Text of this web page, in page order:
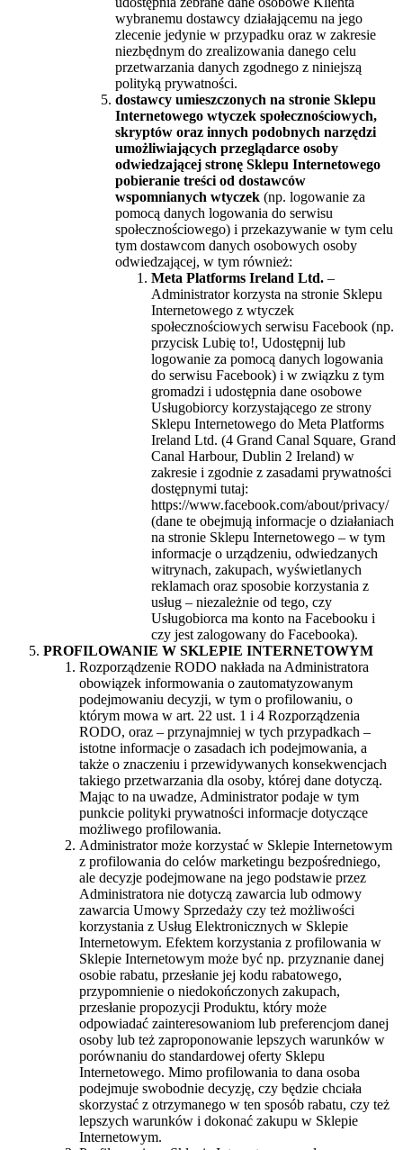
wybranemu dostawcy działającemu na jego
zlecenie jedynie w przypadku oraz w zakresie
niezbędnym do zrealizowania danego celu
przetwarzania danych zgodnego z niniejszą
polityką prywatności.
dostawcy umieszczonych na stronie Sklepu
Internetowego wtyczek społecznościowych,
skryptów oraz innych podobnych narzędzi
umożliwiających przeglądarce osoby
odwiedzającej stronę Sklepu Internetowego
pobieranie treści od dostawców
wspomnianych wtyczek (np. logowanie za
pomocą danych logowania do serwisu
społecznościowego) i przekazywanie w tym celu
tym dostawcom danych osobowych osoby
odwiedzającej, w tym również:
Meta Platforms Ireland Ltd. –
Administrator korzysta na stronie Sklepu
Internetowego z wtyczek
społecznościowych serwisu Facebook (np.
przycisk Lubię to!, Udostępnij lub
logowanie za pomocą danych logowania
do serwisu Facebook) i w związku z tym
gromadzi i udostępnia dane osobowe
Usługobiorcy korzystającego ze strony
Sklepu Internetowego do Meta Platforms
Ireland Ltd. (4 Grand Canal Square, Grand
Canal Harbour, Dublin 2 Ireland) w
zakresie i zgodnie z zasadami prywatności
dostępnymi tutaj:
https://www.facebook.com/about/privacy/
(dane te obejmują informacje o działaniach
na stronie Sklepu Internetowego – w tym
informacje o urządzeniu, odwiedzanych
witrynach, zakupach, wyświetlanych
reklamach oraz sposobie korzystania z
usług – niezależnie od tego, czy
Usługobiorca ma konto na Facebooku i
czy jest zalogowany do Facebooka).
PROFILOWANIE W SKLEPIE INTERNETOWYM
Rozporządzenie RODO nakłada na Administratora
obowiązek informowania o zautomatyzowanym
podejmowaniu decyzji, w tym o profilowaniu, o
którym mowa w art. 22 ust. 1 i 4 Rozporządzenia
RODO, oraz – przynajmniej w tych przypadkach –
istotne informacje o zasadach ich podejmowania, a
także o znaczeniu i przewidywanych konsekwencjach
takiego przetwarzania dla osoby, której dane dotyczą.
Mając to na uwadze, Administrator podaje w tym
punkcie polityki prywatności informacje dotyczące
możliwego profilowania.
Administrator może korzystać w Sklepie Internetowym
z profilowania do celów marketingu bezpośredniego,
ale decyzje podejmowane na jego podstawie przez
Administratora nie dotyczą zawarcia lub odmowy
zawarcia Umowy Sprzedaży czy też możliwości
korzystania z Usług Elektronicznych w Sklepie
Internetowym. Efektem korzystania z profilowania w
Sklepie Internetowym może być np. przyznanie danej
osobie rabatu, przesłanie jej kodu rabatowego,
przypomnienie o niedokończonych zakupach,
przesłanie propozycji Produktu, który może
odpowiadać zainteresowaniom lub preferencjom danej
osoby lub też zaproponowanie lepszych warunków w
porównaniu do standardowej oferty Sklepu
Internetowego. Mimo profilowania to dana osoba
podejmuje swobodnie decyzję, czy będzie chciała
skorzystać z otrzymanego w ten sposób rabatu, czy też
lepszych warunków i dokonać zakupu w Sklepie
Internetowym.